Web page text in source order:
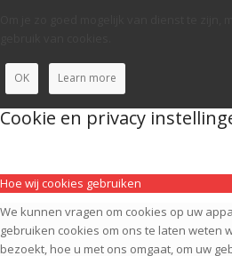
OK Learn more
Cookie en privacy
Hoe wij cookies gebruiken
We kunnen vragen om cookies op uw
gebruiken cookies om ons te laten weten
bezoekt, hoe u met ons omgaat, om uw